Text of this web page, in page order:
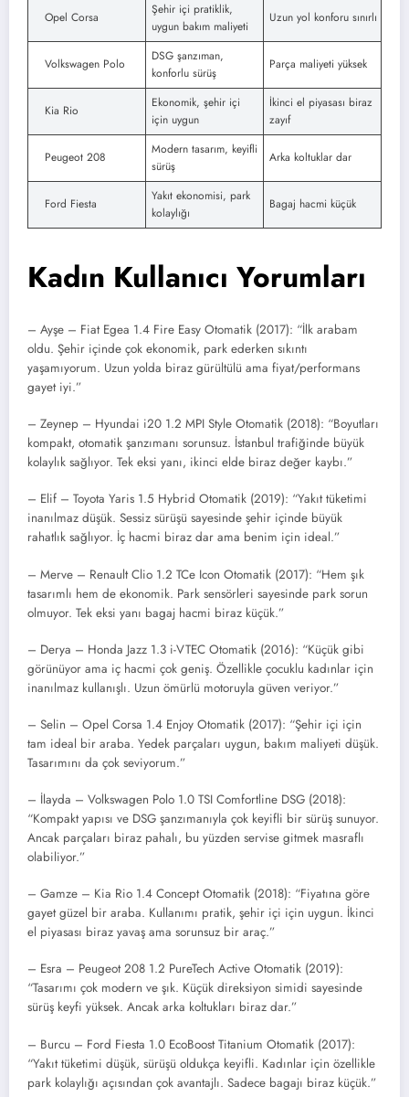
Opel Corsa
Şehir içi pratiklik,
uygun bakım maliyeti
Uzun yol konforu sınırlı
Volkswagen Polo
DSG şanzıman,
konforlu sürüş
Parça maliyeti yüksek
Kia Rio
Ekonomik, şehir içi
için uygun
İkinci el piyasası biraz
zayıf
Peugeot 208
Modern tasarım, keyifli
sürüş
Arka koltuklar dar
Ford Fiesta
Yakıt ekonomisi, park
kolaylığı
Bagaj hacmi küçük
Kadın Kullanıcı Yorumları
– Ayşe – Fiat Egea 1.4 Fire Easy Otomatik (2017): “İlk arabam
oldu. Şehir içinde çok ekonomik, park ederken sıkıntı
yaşamıyorum. Uzun yolda biraz gürültülü ama fiyat/performans
gayet iyi.”
– Zeynep – Hyundai i20 1.2 MPI Style Otomatik (2018): “Boyutları
kompakt, otomatik şanzımanı sorunsuz. İstanbul trafiğinde büyük
kolaylık sağlıyor. Tek eksi yanı, ikinci elde biraz değer kaybı.”
– Elif – Toyota Yaris 1.5 Hybrid Otomatik (2019): “Yakıt tüketimi
inanılmaz düşük. Sessiz sürüşü sayesinde şehir içinde büyük
rahatlık sağlıyor. İç hacmi biraz dar ama benim için ideal.”
– Merve – Renault Clio 1.2 TCe Icon Otomatik (2017): “Hem şık
tasarımlı hem de ekonomik. Park sensörleri sayesinde park sorun
olmuyor. Tek eksi yanı bagaj hacmi biraz küçük.”
– Derya – Honda Jazz 1.3 i-VTEC Otomatik (2016): “Küçük gibi
görünüyor ama iç hacmi çok geniş. Özellikle çocuklu kadınlar için
inanılmaz kullanışlı. Uzun ömürlü motoruyla güven veriyor.”
– Selin – Opel Corsa 1.4 Enjoy Otomatik (2017): “Şehir içi için
tam ideal bir araba. Yedek parçaları uygun, bakım maliyeti düşük.
Tasarımını da çok seviyorum.”
– İlayda – Volkswagen Polo 1.0 TSI Comfortline DSG (2018):
“Kompakt yapısı ve DSG şanzımanıyla çok keyifli bir sürüş sunuyor.
Ancak parçaları biraz pahalı, bu yüzden servise gitmek masraflı
olabiliyor.”
– Gamze – Kia Rio 1.4 Concept Otomatik (2018): “Fiyatına göre
gayet güzel bir araba. Kullanımı pratik, şehir içi için uygun. İkinci
el piyasası biraz yavaş ama sorunsuz bir araç.”
– Esra – Peugeot 208 1.2 PureTech Active Otomatik (2019):
“Tasarımı çok modern ve şık. Küçük direksiyon simidi sayesinde
sürüş keyfi yüksek. Ancak arka koltukları biraz dar.”
– Burcu – Ford Fiesta 1.0 EcoBoost Titanium Otomatik (2017):
“Yakıt tüketimi düşük, sürüşü oldukça keyifli. Kadınlar için özellikle
park kolaylığı açısından çok avantajlı. Sadece bagajı biraz küçük.”